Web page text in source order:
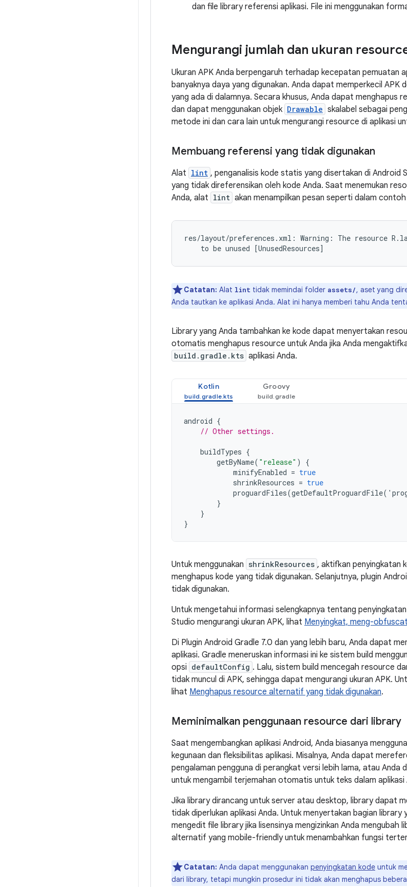
dan file library referensi aplikasi. File ini menggunakan
Mengurangi jumlah dan ukuran
Ukuran APK Anda berpengaruh terhadap kecepatan pemuatan
banyaknya daya yang digunakan. Anda dapat memperkecil APK
yang ada di dalamnya. Secara khusus, Anda dapat menghapus
dan dapat menggunakan objek Drawable skalabel sebagai
metode ini dan cara lain untuk mengurangi resource di aplikasi
Membuang referensi yang tidak digunakan
Alat lint , penganalisis kode statis yang disertakan di
yang tidak direferensikan oleh kode Anda. Saat menemukan
Anda, alat lint akan menampilkan pesan seperti dalam
res/layout/preferences.xml: Warning: The resource
Catatan: Alat lint tidak memindai folder assets/, aset yang
Anda tautkan ke aplikasi Anda. Alat ini hanya memberi tahu Anda
Library yang Anda tambahkan ke kode dapat menyertakan
otomatis menghapus resource untuk Anda jika Anda
build.gradle.kts aplikasi Anda.
Kotlin Groovy
android {
// Other settings.
buildTypes {
getByName( "release" )
{
minifyEnabled = true
shrinkResources = true
proguardFiles(getDefaultProguardFile( '
}
}
}
Untuk menggunakan shrinkResources , aktifkan penyingkatan
menghapus kode yang tidak digunakan. Selanjutnya, plugin
tidak digunakan.
Untuk mengetahui informasi selengkapnya tentang
Studio mengurangi ukuran APK, lihat Menyingkat, meng-
Di Plugin Android Gradle 7.0 dan yang lebih baru, Anda dapat
aplikasi. Gradle meneruskan informasi ini ke sistem build
opsi defaultConfig . Lalu, sistem build mencegah resource
tidak muncul di APK, sehingga dapat mengurangi ukuran APK.
lihat Menghapus resource alternatif yang tidak digunakan.
Meminimalkan penggunaan resource dari library
Saat mengembangkan aplikasi Android, Anda biasanya
kegunaan dan fleksibilitas aplikasi. Misalnya, Anda dapat
pengalaman pengguna di perangkat versi lebih lama, atau Anda
untuk mengambil terjemahan otomatis untuk teks dalam aplikasi
Jika library dirancang untuk server atau desktop, library dapat
tidak diperlukan aplikasi Anda. Untuk menyertakan bagian library
mengedit file library jika lisensinya mengizinkan Anda mengubah
alternatif yang mobile-friendly untuk menambahkan fungsi
Catatan: Anda dapat menggunakan penyingkatan kode untuk
dari library, tetapi mungkin prosedur ini tidak akan menghapus